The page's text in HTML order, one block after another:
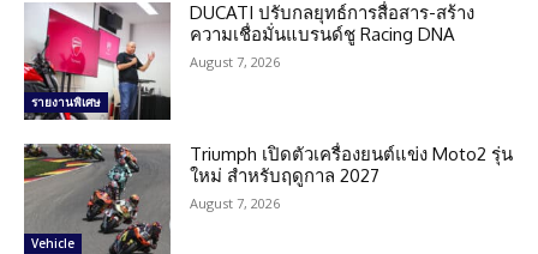
รายงานพิเศษ
DUCATI ปรับกลยุทธ์การสื่อสาร-สร้าง
ความเชื่อมั่นแบรนด์ชู Racing DNA
August 7, 2026
Vehicle
Triumph เปิดตัวเครื่องยนต์แข่ง Moto2 รุ่น
ใหม่ สำหรับฤดูกาล 2027
August 7, 2026